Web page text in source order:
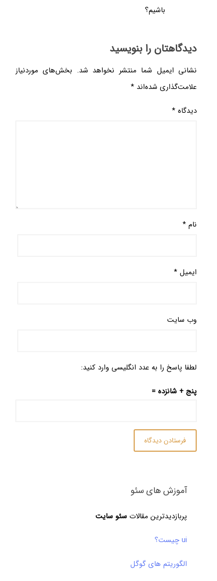
باشیم؟
دیدگاهتان را بنویسید
نشانی ایمیل شما منتشر نخواهد شد.
بخش‌های موردنیاز
علامت‌گذاری شده‌اند *
دیدگاه*
نام*
ایمیل*
وب‌ سایت
لطفا پاسخ را به عدد انگلیسی وارد کنید:
پنج + شانزده =
آموزش های سئو
پربازدیدترین مقالات سئو سایت
ui چیست؟
الگوریتم های گوگل